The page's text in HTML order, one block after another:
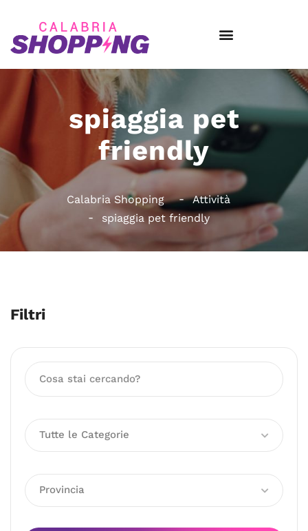
spiaggia pet
friendly
Calabria Shopping
Attività
spiaggia pet friendly
Filtri
Tutte le Categorie
Provincia